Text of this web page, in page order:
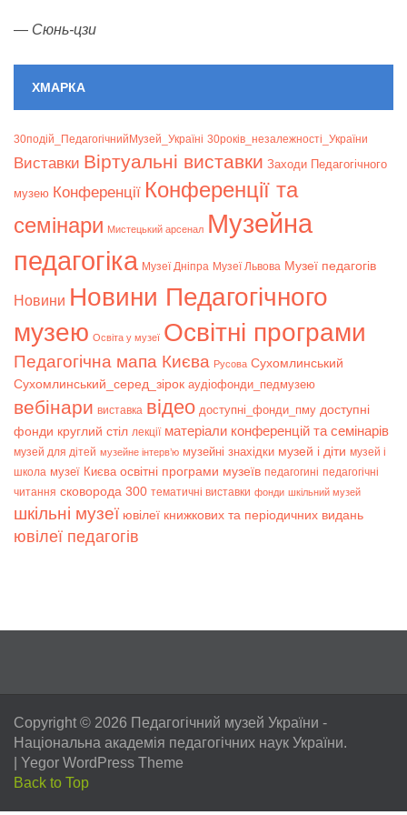
— Сюнь-цзи
ХМАРКА
30подій_ПедагогічнийМузей_Україні 30років_незалежності_України
Bиставки Віртуальні виставки Заходи Педагогічного
музею Конференції Конференції та
семінари Мистецький арсенал Музейна
педагогіка Музеї Дніпра Музеї Львова Музеї педагогів
Новини Новини Педагогічного
музею Освіта у музеї Освітні програми
Педагогічна мапа Києва Русова Сухомлинський
Сухомлинський_серед_зірок аудіофонди_педмузею
вебінари виставка відео доступні_фонди_пму доступні
фонди круглий стіл лекції матеріали конференцій та семінарів
музей для дітей музейне інтерв’ю музейні знахідки музей і діти музей і
школа музеї Києва освітні програми музеїв педагогині педагогічні
читання сковорода 300 тематичні виставки фонди шкільний музей
шкільні музеї ювілеї книжкових та періодичних видань
ювілеї педагогів
Copyright © 2026 Педагогічний музей України -
Національна академія педагогічних наук України.
Yegor WordPress Theme
Back to Top